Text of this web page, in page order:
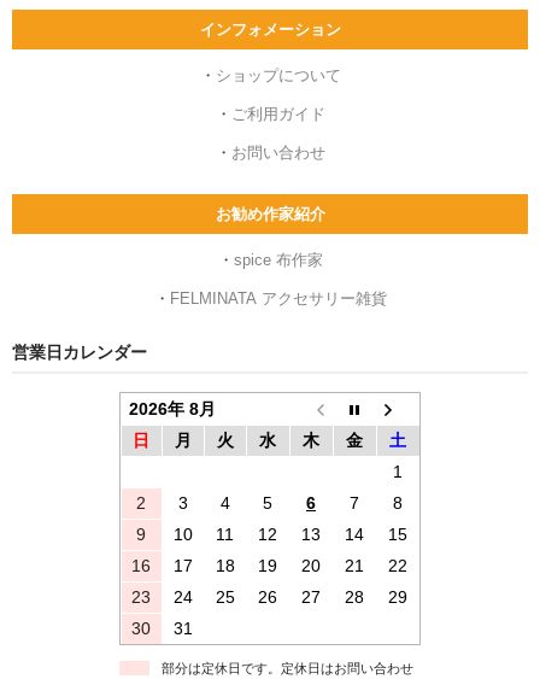
インフォメーション
・ ショップについて
・ ご利用ガイド
・ お問い合わせ
お勧め作家紹介
・ spice 布作家
・ FELMINATA アクセサリー雑貨
営業日カレンダー
2026年 8月
日
月 火 水 木 金
土
1
2
3 4 5 6 7
8
9
10 11 12 13 14
15
16
17 18 19 20 21
22
23
24 25 26 27 28
29
30
31
部分は定休日です。定休日はお問い合わせ